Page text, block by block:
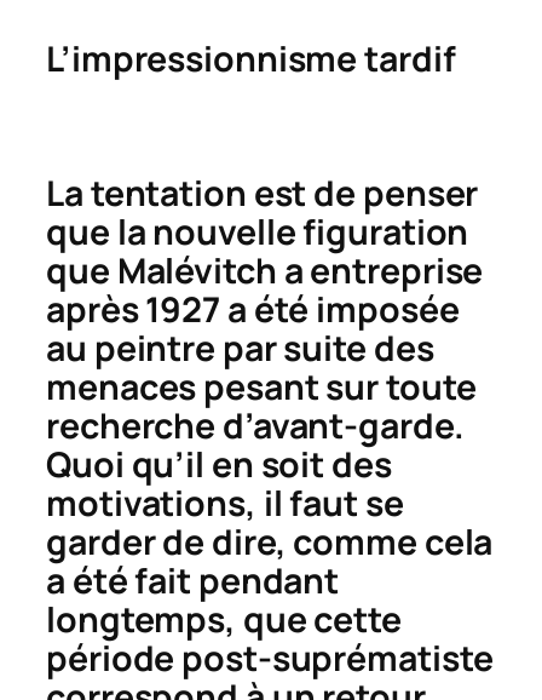
L’impressionnisme tardif
La tentation est de penser
que la nouvelle figuration
que Malévitch a entreprise
après 1927 a été imposée
au peintre par suite des
menaces pesant sur toute
recherche d’avant-garde.
Quoi qu’il en soit des
motivations, il faut se
garder de dire, comme cela
a été fait pendant
longtemps, que cette
période post-suprématiste